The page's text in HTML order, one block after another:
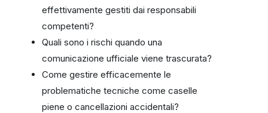
effettivamente gestiti dai responsabili
competenti?
Quali sono i rischi quando una
comunicazione ufficiale viene trascurata?
Come gestire efficacemente le
problematiche tecniche come caselle
piene o cancellazioni accidentali?